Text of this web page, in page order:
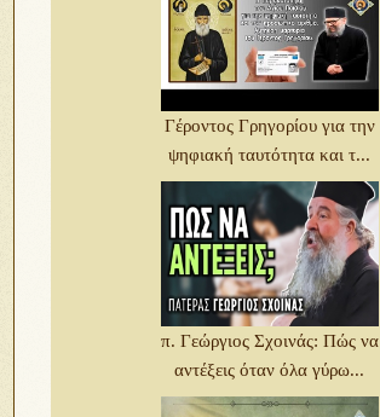
Γέροντος Γρηγορίου για την
ψηφιακή ταυτότητα και τ...
π. Γεώργιος Σχοινάς: Πώς να
αντέξεις όταν όλα γύρω...